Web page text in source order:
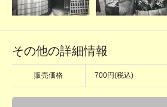
その他の詳細情報
販売価格 700円(税込)